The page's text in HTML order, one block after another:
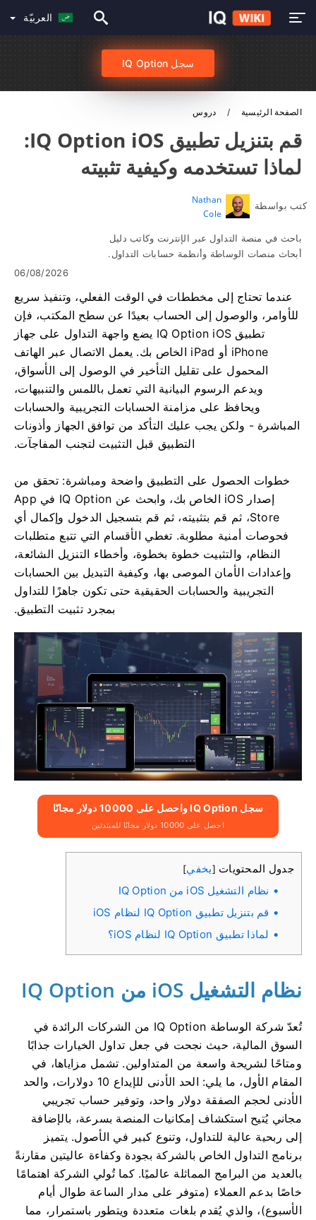
العربيّة
سجل IQ Option
الصفحة الرئيسية دروس
قم بتنزيل تطبيق IQ Option iOS:
لماذا تستخدمه وكيفية تثبيته
كتب بواسطة
Nathan
Cole
باحث في منصة التداول عبر الإنترنت وكاتب دليل
أبحاث منصات الوساطة وأنظمة حسابات التداول.
06/08/2026
عندما تحتاج إلى مخططات في الوقت الفعلي، وتنفيذ سريع
للأوامر، والوصول إلى الحساب بعيدًا عن سطح المكتب، فإن
تطبيق IQ Option iOS يضع واجهة التداول على جهاز
iPhone أو iPad الخاص بك. يعمل الاتصال عبر الهاتف
المحمول على تقليل التأخير في الوصول إلى الأسواق،
ويدعم الرسوم البيانية التي تعمل باللمس والتنبيهات،
ويحافظ على مزامنة الحسابات التجريبية والحسابات
المباشرة - ولكن يجب عليك التأكد من توافق الجهاز وأذونات
التطبيق قبل التثبيت لتجنب المفاجآت.
خطوات الحصول على التطبيق واضحة ومباشرة: تحقق من
إصدار iOS الخاص بك، وابحث عن IQ Option في App
Store، ثم قم بتثبيته، ثم قم بتسجيل الدخول وإكمال أي
فحوصات أمنية مطلوبة. تغطي الأقسام التي تتبع متطلبات
النظام، والتثبيت خطوة بخطوة، وأخطاء التنزيل الشائعة،
وإعدادات الأمان الموصى بها، وكيفية التبديل بين الحسابات
التجريبية والحسابات الحقيقية حتى تكون جاهزًا للتداول
بمجرد تثبيت التطبيق.
سجل IQ Option واحصل على 10000 دولار مجانًا
احصل على 10000 دولار مجانًا للمبتدئين
جدول المحتويات [يخفي]
نظام التشغيل iOS من IQ Option
قم بتنزيل تطبيق IQ Option لنظام iOS
لماذا تطبيق IQ Option لنظام iOS؟
نظام التشغيل iOS من IQ Option
تُعدّ شركة الوساطة IQ Option من الشركات الرائدة في
السوق المالية، حيث نجحت في جعل تداول الخيارات جذابًا
ومتاحًا لشريحة واسعة من المتداولين. تشمل مزاياها، في
المقام الأول، ما يلي: الحد الأدنى للإيداع 10 دولارات، والحد
الأدنى لحجم الصفقة دولار واحد، وتوفير حساب تجريبي
مجاني يُتيح استكشاف إمكانيات المنصة بسرعة، بالإضافة
إلى ربحية عالية للتداول، وتنوع كبير في الأصول. يتميز
برنامج التداول الخاص بالشركة بجودة وكفاءة عاليتين مقارنةً
بالعديد من البرامج المماثلة عالميًا. كما تُولي الشركة اهتمامًا
خاصًا بدعم العملاء (متوفر على مدار الساعة طوال أيام
الأسبوع)، والذي يُقدم بلغات متعددة ويتطور باستمرار، مما